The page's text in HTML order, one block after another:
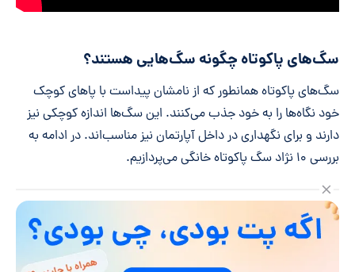
سگ‌های پاکوتاه چگونه سگ‌هایی هستند؟
سگ‌های پاکوتاه همانطور که از نامشان پیداست با پاهای کوچک
خود نگاه‌ها را به خود جذب می‌کنند. این سگ‌ها اندازه کوچکی نیز
دارند و برای نگهداری در داخل آپارتمان نیز مناسب‌اند. در ادامه به
بررسی ۱۰ نژاد سگ پاکوتاه خانگی می‌پردازیم.